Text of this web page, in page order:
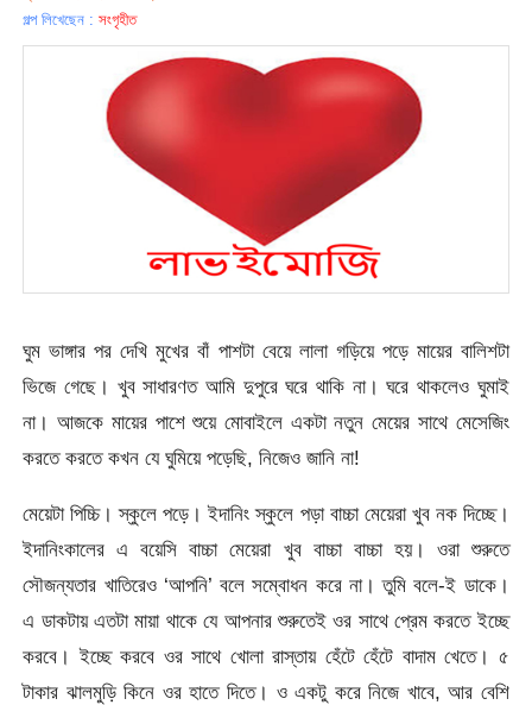
গল্প লিখেছেন :সংগৃহীত
ঘুম ভাঙ্গার পর দেখি মুখের বাঁ পাশটা বেয়ে লালা গড়িয়ে পড়ে মায়ের বালিশটা
ভিজে গেছে। খুব সাধারণত আমি দুপুরে ঘরে থাকি না। ঘরে থাকলেও ঘুমাই
না। আজকে মায়ের পাশে শুয়ে মোবাইলে একটা নতুন মেয়ের সাথে মেসেজিং
করতে করতে কখন যে ঘুমিয়ে পড়েছি, নিজেও জানি না!
মেয়েটা পিচ্চি। স্কুলে পড়ে। ইদানিং স্কুলে পড়া বাচ্চা মেয়েরা খুব নক দিচ্ছে।
ইদানিংকালের এ বয়েসি বাচ্চা মেয়েরা খুব বাচ্চা বাচ্চা হয়। ওরা শুরুতে
সৌজন্যতার খাতিরেও ‘আপনি’ বলে সম্বোধন করে না। তুমি বলে-ই ডাকে।
এ ডাকটায় এতটা মায়া থাকে যে আপনার শুরুতেই ওর সাথে প্রেম করতে ইচ্ছে
করবে। ইচ্ছে করবে ওর সাথে খোলা রাস্তায় হেঁটে হেঁটে বাদাম খেতে। ৫
টাকার ঝালমুড়ি কিনে ওর হাতে দিতে। ও একটু করে নিজে খাবে, আর বেশি